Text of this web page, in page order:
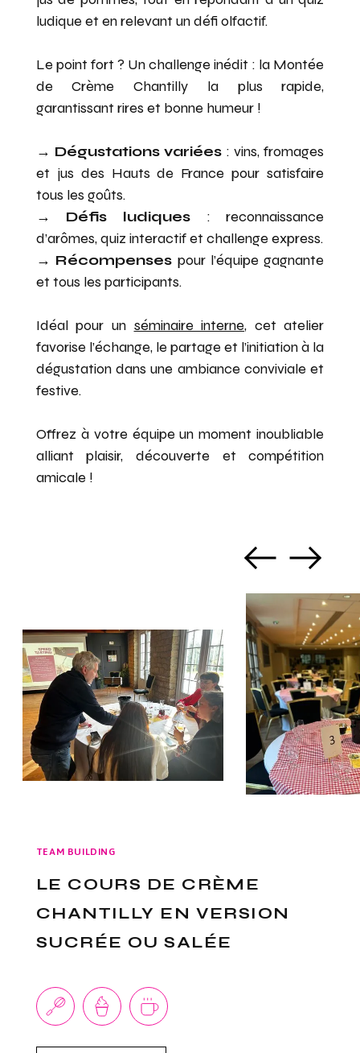
ludique et en relevant un défi olfactif.
Le point fort ? Un challenge inédit : la Montée
de Crème Chantilly la plus rapide,
garantissant rires et bonne humeur !
→ Dégustations variées: vins, fromages
et jus des Hauts de France pour satisfaire
tous les goûts.
→ Défis ludiques : reconnaissance
d’arômes, quiz interactif et challenge express.
→ Récompenses pour l’équipe gagnante
et tous les participants.
Idéal pour un séminaire interne, cet atelier
favorise l’échange, le partage et l’initiation à la
dégustation dans une ambiance conviviale et
festive.
Offrez à votre équipe un moment inoubliable
alliant plaisir, découverte et compétition
amicale !
TEAM BUILDING
LE COURS DE CRÈME
CHANTILLY EN VERSION
SUCRÉE OU SALÉE